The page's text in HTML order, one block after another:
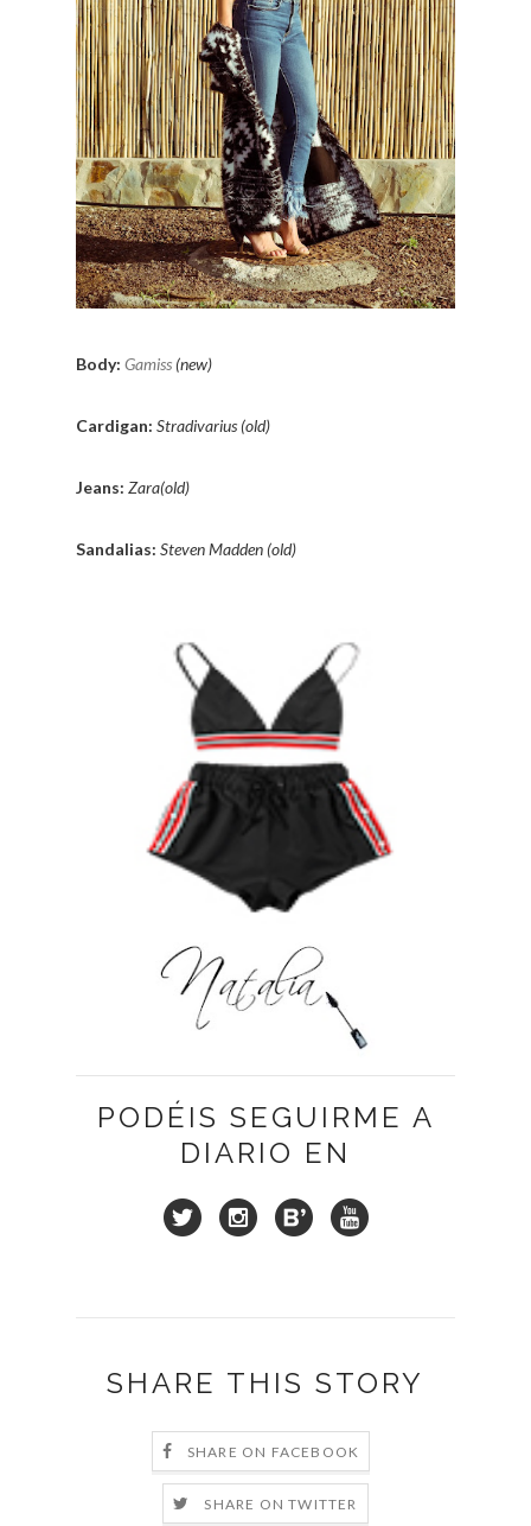
Body: Gamiss(new)
Cardigan: Stradivarius (old)
Jeans: Zara(old)
Sandalias: Steven Madden (old)
PODÉIS SEGUIRME A
DIARIO EN
SHARE THIS STORY
SHARE ON FACEBOOK
SHARE ON TWITTER